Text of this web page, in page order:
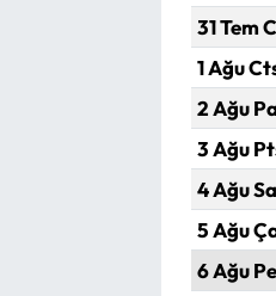
31 Tem
1 Ağu
2 Ağu
3 Ağu
4 Ağu
5 Ağu
6 Ağu